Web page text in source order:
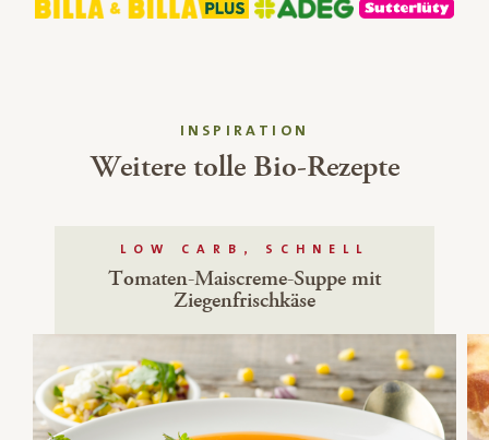
INSPIRATION
Weitere tolle Bio-Rezepte
LOW CARB, SCHNELL
Tomaten-Maiscreme-Suppe mit
Ziegenfrischkäse